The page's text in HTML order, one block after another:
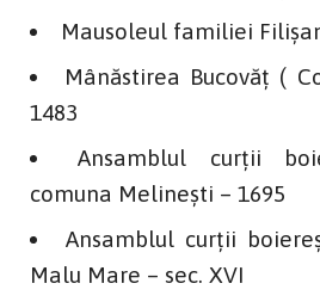
Mausoleul familiei
Mânăstirea Bucovăţ (
1483
Ansamblul curţii
comuna Melineşti – 1695
Ansamblul curţii
Malu Mare – sec. XVI